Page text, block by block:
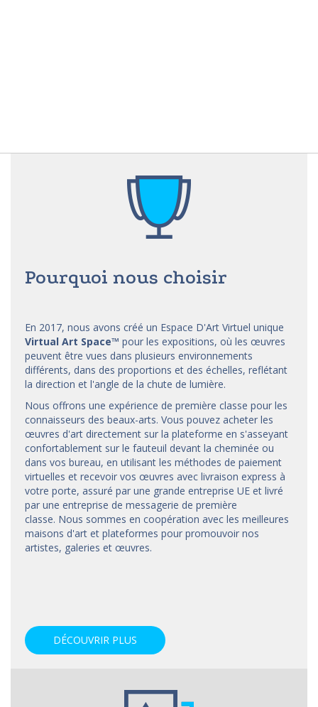
Pourquoi nous choisir
En 2017, nous avons créé un Espace D'Art Virtuel unique
Virtual Art Space™ pour les expositions, où les œuvres
peuvent être vues dans plusieurs environnements
différents, dans des proportions et des échelles, reflétant
la direction et l'angle de la chute de lumière.
Nous offrons une expérience de première classe pour les
connaisseurs des beaux-arts. Vous pouvez acheter les
œuvres d'art directement sur la plateforme en s'asseyant
confortablement sur le fauteuil devant la cheminée ou
dans vos bureau, en utilisant les méthodes de paiement
virtuelles et recevoir vos œuvres avec livraison express à
votre porte, assuré par une grande entreprise UE et livré
par une entreprise de messagerie de première
classe. Nous sommes en coopération avec les meilleures
maisons d'art et plateformes pour promouvoir nos
artistes, galeries et œuvres.
DÉCOUVRIR PLUS